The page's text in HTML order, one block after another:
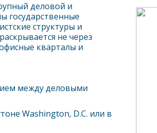
деловой и
государственные
структуры и
не через
кварталы и
между деловыми
е Washington, D.C. или в